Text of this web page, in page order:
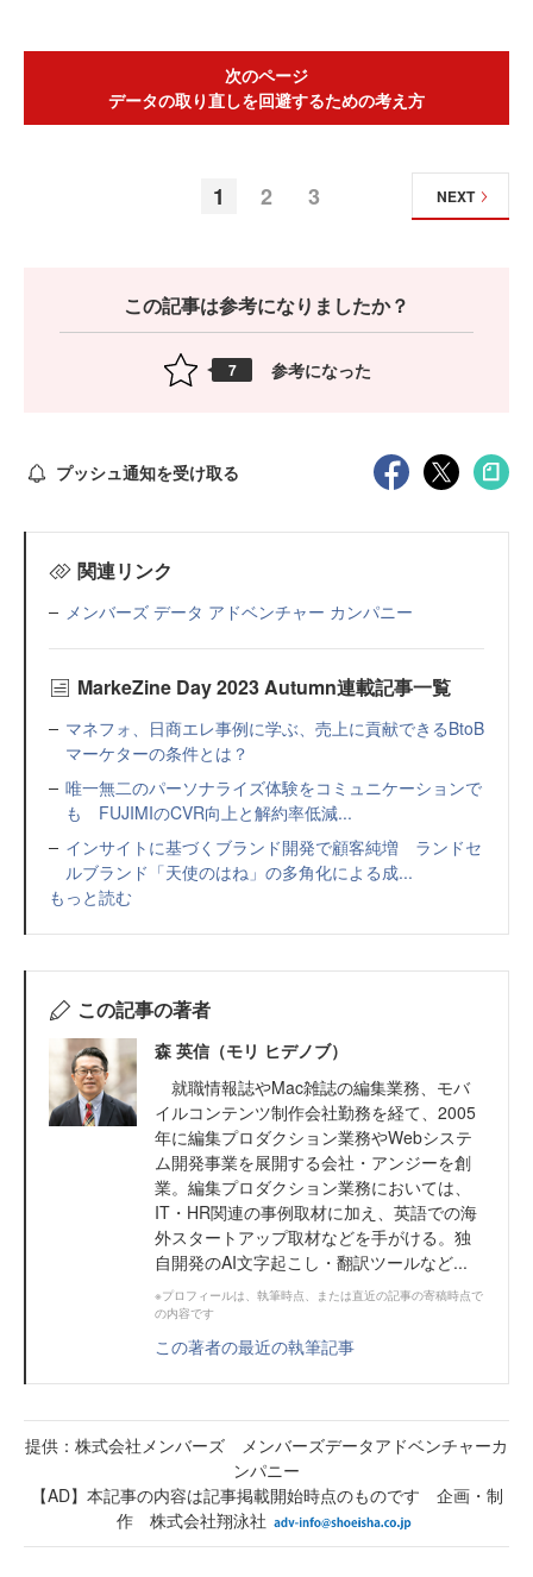
次のページ
データの取り直しを回避するための考え方
1 2 3 NEXT
この記事は参考になりましたか？
7 参考になった
プッシュ通知を受け取る
関連リンク
メンバーズ データ アドベンチャー カンパニー
MarkeZine Day 2023 Autumn連載記事一覧
マネフォ、日商エレ事例に学ぶ、売上に貢献できるBtoB
マーケターの条件とは？
唯一無二のパーソナライズ体験をコミュニケーションで
も FUJIMIのCVR向上と解約率低減...
インサイトに基づくブランド開発で顧客純増 ランドセ
ルブランド「天使のはね」の多角化による成...
もっと読む
この記事の著者
森 英信（モリ ヒデノブ）
就職情報誌やMac雑誌の編集業務、モバ
イルコンテンツ制作会社勤務を経て、2005
年に編集プロダクション業務やWebシステ
ム開発事業を展開する会社・アンジーを創
業。編集プロダクション業務においては、
IT・HR関連の事例取材に加え、英語での海
外スタートアップ取材などを手がける。独
自開発のAI文字起こし・翻訳ツールなど...
※プロフィールは、執筆時点、または直近の記事の寄稿時点で
の内容です
この著者の最近の執筆記事
提供：株式会社メンバーズ メンバーズデータアドベンチャーカ
ンパニー
【AD】本記事の内容は記事掲載開始時点のものです 企画・制
作 株式会社翔泳社